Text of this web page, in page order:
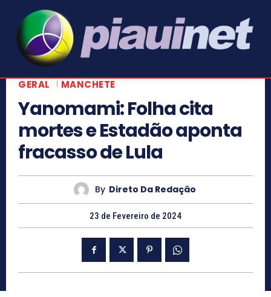
GERAL MANCHETE
Yanomami: Folha cita
mortes e Estadão aponta
fracasso de Lula
By Direto Da Redação
23 de Fevereiro de 2024